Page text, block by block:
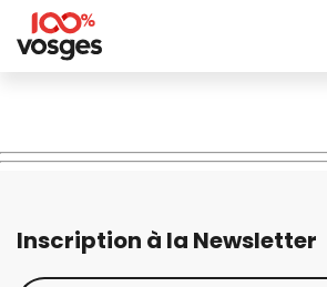
Inscription à la Newsletter